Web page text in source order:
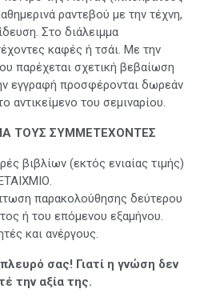
ραντεβού με την τέχνη,
Στο διάλειμμα
καφές ή τσάι. Με την
παρέχεται σχετική βεβαίωση
εγγραφή προσφέρονται δωρεάν
αντικείμενο του σεμιναρίου.
ΤΟΥΣ ΣΥΜΜΕΤΕΧΟΝΤΕΣ
βιβλίων (εκτός ενιαίας τιμής)
παρακολούθησης δεύτερου
ή του επόμενου εξαμήνου.
και ανέργους.
σας! Γιατί η γνώση δεν
την αξία της.